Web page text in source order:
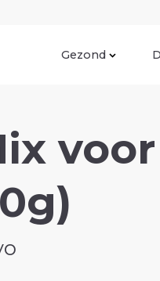
Gezond